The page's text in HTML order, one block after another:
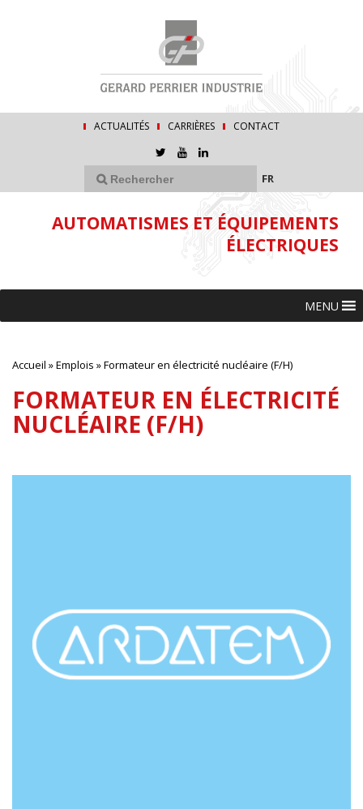
ACTUALITÉS CARRIÈRES CONTACT
FR
AUTOMATISMES ET ÉQUIPEMENTS
ÉLECTRIQUES
MENU
Accueil »Emplois »Formateur en électricité nucléaire (F/H)
FORMATEUR EN ÉLECTRICITÉ
NUCLÉAIRE (F/H)